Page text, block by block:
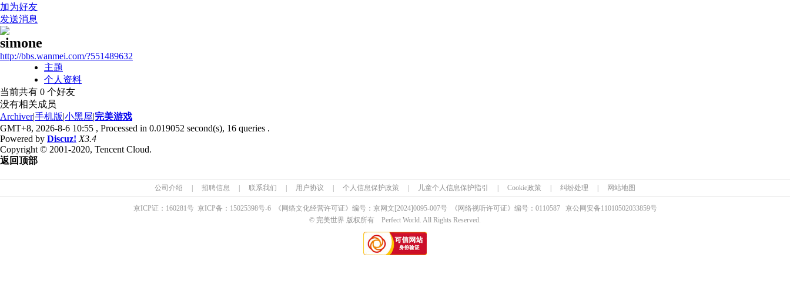
加为好友
发送消息
simone
http://bbs.wanmei.com/?551489632
主题
个人资料
当前共有 0 个好友
没有相关成员
Archiver|手机版|小黑屋|完美游戏
GMT+8, 2026-8-6 10:55 , Processed in 0.019052 second(s), 16 queries .
Powered by Discuz! X3.4
Copyright © 2001-2020, Tencent Cloud.
返回顶部
公司介绍 招聘信息 联系我们 用户协议 个人信息保护政策 儿童个人信息保护指引 Cookie政策 纠纷处理 网站地图
京ICP证： 160281号 京ICP备： 15025398号-6 《网络文化经营许可证》编号：京网文 [2024]0095-007号 《网络视听许可证》编号：0110587京公网安备11010502033859号
© 完美世界 版权所有 Perfect World. All Rights Reserved.